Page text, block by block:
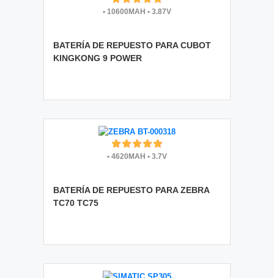
• 10600MAH • 3.87V
BATERÍA DE REPUESTO PARA CUBOT
KINGKONG 9 POWER
• 4620MAH • 3.7V
BATERÍA DE REPUESTO PARA ZEBRA
TC70 TC75